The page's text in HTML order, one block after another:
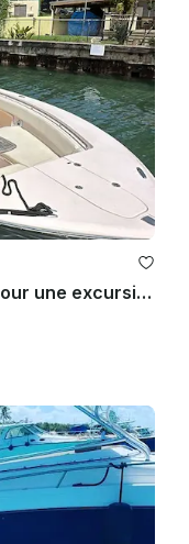
Location de console centrale pour une excursion privée à Fajardo, Porto Rico 850$